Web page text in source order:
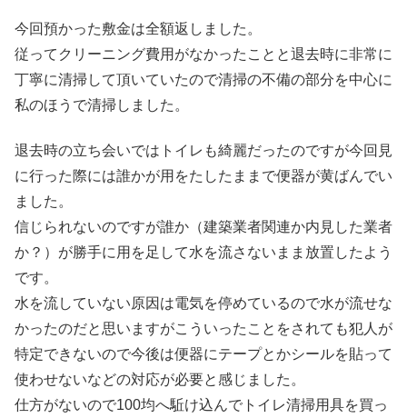
今回預かった敷金は全額返しました。
従ってクリーニング費用がなかったことと退去時に非常に
丁寧に清掃して頂いていたので清掃の不備の部分を中心に
私のほうで清掃しました。
退去時の立ち会いではトイレも綺麗だったのですが今回見
に行った際には誰かが用をたしたままで便器が黄ばんでい
ました。
信じられないのですが誰か（建築業者関連か内見した業者
か？）が勝手に用を足して水を流さないまま放置したよう
です。
水を流していない原因は電気を停めているので水が流せな
かったのだと思いますがこういったことをされても犯人が
特定できないので今後は便器にテープとかシールを貼って
使わせないなどの対応が必要と感じました。
仕方がないので100均へ駈け込んでトイレ清掃用具を買っ